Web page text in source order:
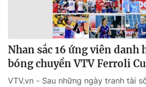
THỜI BÁO VTV
Theo dõi báo trên
Nhan sắc 16 ứng viên danh
bóng chuyền VTV Ferroli
VTV.vn - Sau những ngày tranh tài